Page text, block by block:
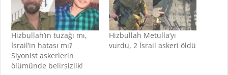
Hizbullah’ın tuzağı mı,
İsrail’in hatası mı?
Siyonist askerlerin
ölümünde belirsizlik!
Hizbullah Metulla’yı
vurdu, 2 İsrail askeri öldü